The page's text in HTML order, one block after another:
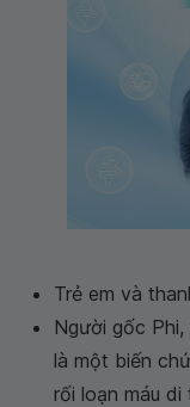
Trẻ em và
Người gốc
là một biến
rối loạn máu di